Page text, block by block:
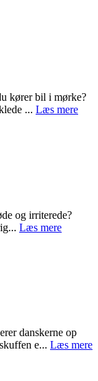
kører bil i mørke?
... Læs mere
og irriterede?
Læs mere
danskerne op
e... Læs mere